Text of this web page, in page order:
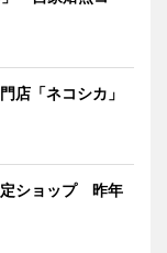
店「ネコシカ」
定ショップ 昨年